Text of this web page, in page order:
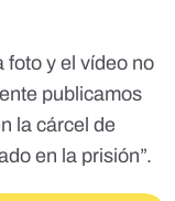
foto y el vídeo no
publicamos
la cárcel de
en la prisión”.